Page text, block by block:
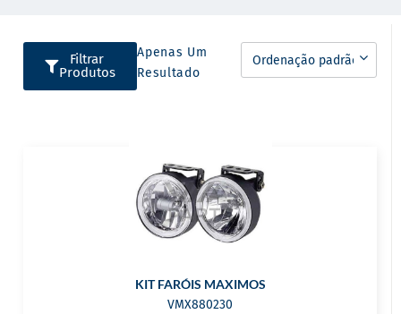
Filtrar
Produtos
Apenas Um
Resultado
KIT FARÓIS MAXIMOS
VMX880230